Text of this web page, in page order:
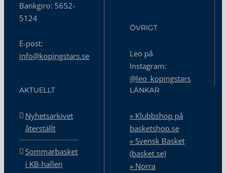
Bankgiro: 5652-
5124
E-post:
info@kopingstars.se
ÖVRIGT
Leo på
Instagram:
@leo_kopingstars
AKTUELLT
Nyhetsarkivet
återställt
Sommarbasket
i KB-hallen
LÄNKAR
» Klubbshop på
basketshop.se
» Svensk Basket
(basket.se)
» Norra